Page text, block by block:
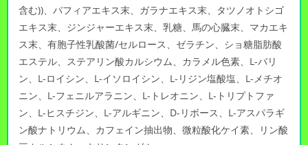
含む))、パフィアエキス末、ガラナエキス末、タツノオトシゴ
エキス末、ジンジャーエキス末、乳糖、馬の心臓末、マカエキ
ス末、有胞子性乳酸菌/セルロース、ゼラチン、ショ糖脂肪酸
エステル、ステアリン酸カルシウム、カラメル色素、L-バリ
ン、L-ロイシン、L-イソロイシン、L-リジン塩酸塩、L-メチオ
ニン、L-フェニルアラニン、L-トレオニン、L-トリプトファ
ン、L-ヒスチジン、L-アルギニン、D-リボース、L-アスパラギ
ン酸ナトリウム、カフェイン抽出物、微粒酸化ケイ素、リン酸